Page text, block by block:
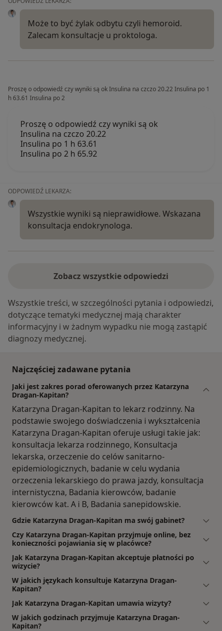
Może to być żylak odbytu czyli hemoroid.
Zalecam konsultacje u proktologa.
Proszę o odpowiedź czy wyniki są ok Insulina na czczo 20.22 Insulina po 1
h 63.61 Insulina po 2
Proszę o odpowiedź czy wyniki są ok
Insulina na czczo 20.22
Insulina po 1 h 63.61
Insulina po 2 h 65.92
ODPOWIEDŹ LEKARZA:
Wszystkie wyniki są nieprawidłowe. Wskazana
konsultacja endokrynologa.
Zobacz wszystkie odpowiedzi
Wszystkie treści, w szczególności pytania i odpowiedzi,
dotyczące tematyki medycznej mają charakter
informacyjny i w żadnym wypadku nie mogą zastąpić
diagnozy medycznej.
Najczęściej zadawane pytania
Jaki jest zakres porad oferowanych przez Katarzyna
Dragan-Kapitan?
Katarzyna Dragan-Kapitan to lekarz rodzinny. Na
podstawie swojego doświadczenia i wykształcenia
Katarzyna Dragan-Kapitan oferuje usługi takie jak:
konsultacja lekarza rodzinnego, Konsultacja
lekarska, orzeczenie do celów sanitarno-
epidemiologicznych, badanie w celu wydania
orzeczenia lekarskiego do prawa jazdy, konsultacja
internistyczna, Badania kierowców, badanie
kierowców kat. A i B, Badania sanepidowskie.
Gdzie Katarzyna Dragan-Kapitan ma swój gabinet?
Czy Katarzyna Dragan-Kapitan przyjmuje online, bez
konieczności pojawiania się w placówce?
Jak Katarzyna Dragan-Kapitan akceptuje płatności po
wizycie?
W jakich językach konsultuje Katarzyna Dragan-
Kapitan?
Jak Katarzyna Dragan-Kapitan umawia wizyty?
W jakich godzinach przyjmuje Katarzyna Dragan-
Kapitan?